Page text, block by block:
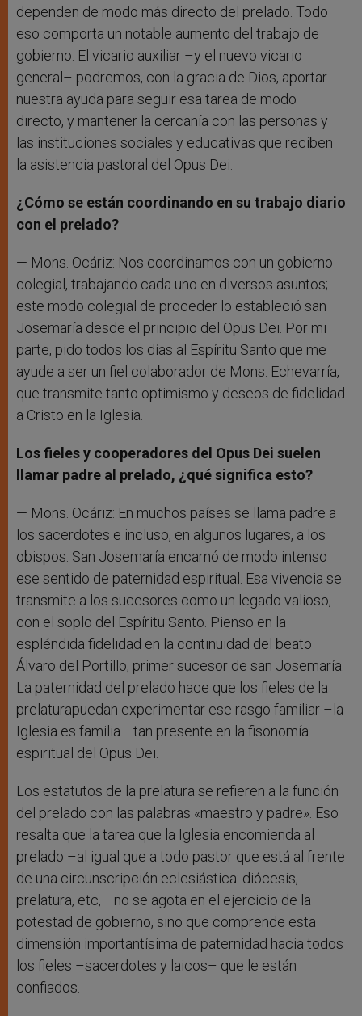
dependen de modo más directo del prelado. Todo
eso comporta un notable aumento del trabajo de
gobierno. El vicario auxiliar –y el nuevo vicario
general– podremos, con la gracia de Dios, aportar
nuestra ayuda para seguir esa tarea de modo
directo, y mantener la cercanía con las personas y
las instituciones sociales y educativas que reciben
la asistencia pastoral del Opus Dei.
¿Cómo se están coordinando en su trabajo diario
con el prelado?
— Mons. Ocáriz: Nos coordinamos con un gobierno
colegial, trabajando cada uno en diversos asuntos;
este modo colegial de proceder lo estableció san
Josemaría desde el principio del Opus Dei. Por mi
parte, pido todos los días al Espíritu Santo que me
ayude a ser un fiel colaborador de Mons. Echevarría,
que transmite tanto optimismo y deseos de fidelidad
a Cristo en la Iglesia.
Los fieles y cooperadores del Opus Dei suelen
llamar padre al prelado, ¿qué significa esto?
— Mons. Ocáriz: En muchos países se llama padre a
los sacerdotes e incluso, en algunos lugares, a los
obispos. San Josemaría encarnó de modo intenso
ese sentido de paternidad espiritual. Esa vivencia se
transmite a los sucesores como un legado valioso,
con el soplo del Espíritu Santo. Pienso en la
espléndida fidelidad en la continuidad del beato
Álvaro del Portillo, primer sucesor de san Josemaría.
La paternidad del prelado hace que los fieles de la
prelaturapuedan experimentar ese rasgo familiar –la
Iglesia es familia– tan presente en la fisonomía
espiritual del Opus Dei.
Los estatutos de la prelatura se refieren a la función
del prelado con las palabras «maestro y padre». Eso
resalta que la tarea que la Iglesia encomienda al
prelado –al igual que a todo pastor que está al frente
de una circunscripción eclesiástica: diócesis,
prelatura, etc,– no se agota en el ejercicio de la
potestad de gobierno, sino que comprende esta
dimensión importantísima de paternidad hacia todos
los fieles –sacerdotes y laicos– que le están
confiados.